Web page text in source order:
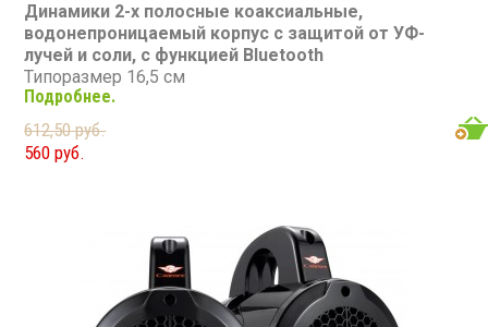
Динамики 2-х полосные коаксиальные,
водонепроницаемый корпус с защитой от УФ-
лучей и соли, с функцией Bluetooth
Типоразмер 16,5 см
Максимальная мощность: 450 Вт
Диапазон частот: 45 - 25 000 Гц
Чувствительность: 90 дБ
Сопротивление: 4 Ом
Подробнее.
612,50 руб.
560 руб.